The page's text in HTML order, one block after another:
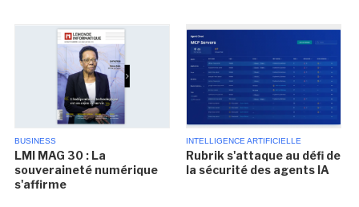
BUSINESS
LMI MAG 30 : La
souveraineté numérique
s'affirme
INTELLIGENCE ARTIFICIELLE
Rubrik s'attaque au défi de
la sécurité des agents IA